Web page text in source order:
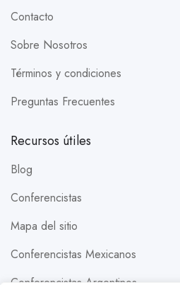
Contacto
Sobre Nosotros
Términos y condiciones
Preguntas Frecuentes
Recursos útiles
Blog
Conferencistas
Mapa del sitio
Conferencistas Mexicanos